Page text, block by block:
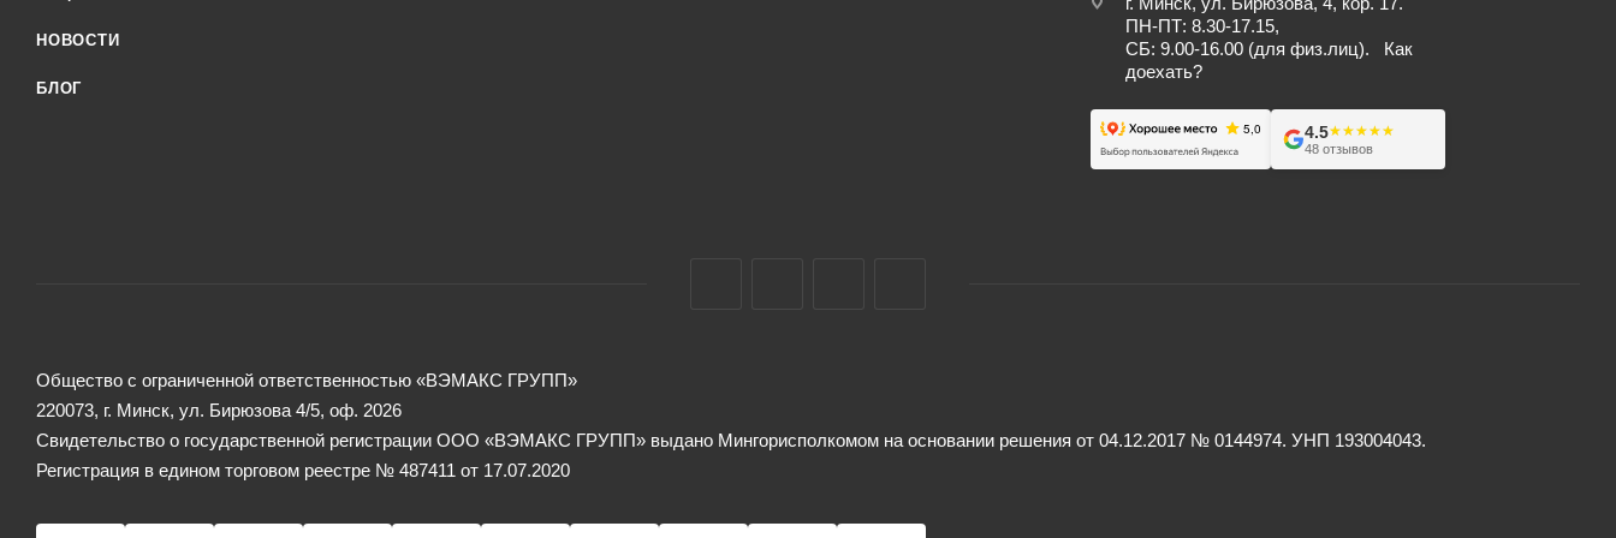
НОВОСТИ
БЛОГ
ПН-ПТ: 8.30-17.15,
СБ: 9.00-16.00 (для физ.лиц). Как
доехать?
4.5★★★★★
★★★★★
48 отзывов
Общество с ограниченной ответственностью «ВЭМАКС ГРУПП»
220073, г. Минск, ул. Бирюзова 4/5, оф. 2026
Свидетельство о государственной регистрации ООО «ВЭМАКС ГРУПП» выдано Мингорисполкомом на основании решения от 04.12.2017 № 0144974. УНП 193004043.
Регистрация в едином торговом реестре № 487411 от 17.07.2020